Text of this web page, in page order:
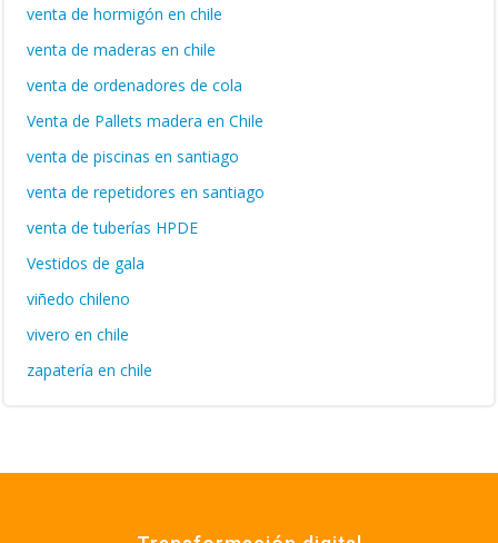
venta de hormigón en chile
venta de maderas en chile
venta de ordenadores de cola
Venta de Pallets madera en Chile
venta de piscinas en santiago
venta de repetidores en santiago
venta de tuberías HPDE
Vestidos de gala
viñedo chileno
vivero en chile
zapatería en chile